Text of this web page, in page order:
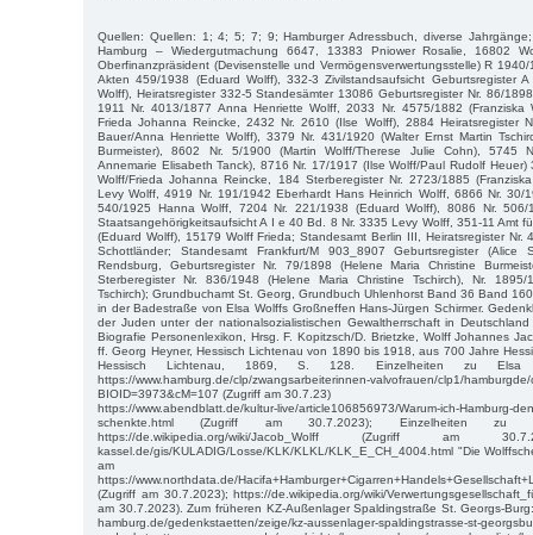
Quellen: Quellen: 1; 4; 5; 7; 9; Hamburger Adressbuch, diverse
Hamburg – Wiedergutmachung 6647, 13383 Pniower Rosalie, 16802
Oberfinanzpräsident (Devisenstelle und Vermögensverwertungsstelle) R
Akten 459/1938 (Eduard Wolff), 332-3 Zivilstandsaufsicht Geburtsregister
Wolff), Heiratsregister 332-5 Standesämter 13086 Geburtsregister Nr. 86/
1911 Nr. 4013/1877 Anna Henriette Wolff, 2033 Nr. 4575/1882 (Franziska
Frieda Johanna Reincke, 2432 Nr. 2610 (Ilse Wolff), 2884 Heiratsregister
Bauer/Anna Henriette Wolff), 3379 Nr. 431/1920 (Walter Ernst Martin
Burmeister), 8602 Nr. 5/1900 (Martin Wolff/Therese Julie Cohn), 5745
Annemarie Elisabeth Tanck), 8716 Nr. 17/1917 (Ilse Wolff/Paul Rudolf
Wolff/Frieda Johanna Reincke, 184 Sterberegister Nr. 2723/1885
Levy Wolff, 4919 Nr. 191/1942 Eberhardt Hans Heinrich Wolff, 6866 Nr. 30/
540/1925 Hanna Wolff, 7204 Nr. 221/1938 (Eduard Wolff), 8086 Nr. 506/
Staatsangehörigkeitsaufsicht A I e 40 Bd. 8 Nr. 3335 Levy Wolff, 351-11 Amt
(Eduard Wolff), 15179 Wolff Frieda; Standesamt Berlin III, Heiratsregister Nr.
Schottländer; Standesamt Frankfurt/M 903_8907 Geburtsregister (Alice
Rendsburg, Geburtsregister Nr. 79/1898 (Helene Maria Christine
Sterberegister Nr. 836/1948 (Helene Maria Christine Tschirch), Nr.
Tschirch); Grundbuchamt St. Georg, Grundbuch Uhlenhorst Band 36 Band
in der Badestraße von Elsa Wolffs Großneffen Hans-Jürgen Schirmer.
der Juden unter der nationalsozialistischen Gewaltherrschaft in
Biografie Personenlexikon, Hrsg. F. Kopitzsch/D. Brietzke, Wolff Johannes
ff. Georg Heyner, Hessisch Lichtenau von 1890 bis 1918, aus 700 Jahre
Hessisch Lichtenau, 1869, S. 128. Einzelheiten zu Elsa
https://www.hamburg.de/clp/zwangsarbeiterinnen-valvofrauen/clp1/
BIOID=3973&cM=107 (Zugriff am 30.7.23)
https://www.abendblatt.de/kultur-live/article106856973/Warum-ich-Hamburg-
schenkte.html (Zugriff am 30.7.2023); Einzelheiten zu
https://de.wikipedia.org/wiki/Jacob_Wolff (Zugriff am
kassel.de/gis/KULADIG/Losse/KLK/KLKL/KLK_E_CH_4004.html "Die
am
https://www.northdata.de/
(Zugriff am 30.7.2023); https://de.wikipedia.org/wiki/
am 30.7.2023). Zum früheren KZ-Außenlager Spaldingstraße St. Georgs-
hamburg.de/gedenkstaetten/zeige/kz-aussenlager-spaldingstrasse-st-